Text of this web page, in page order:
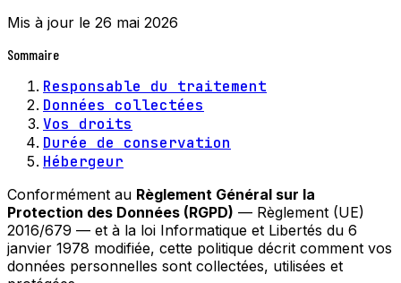
Mis à jour le 26 mai 2026
Sommaire
Responsable du traitement
Données collectées
Vos droits
Durée de conservation
Hébergeur
Conformément au Règlement Général sur la
Protection des Données (RGPD) — Règlement (UE)
2016/679 — et à la loi Informatique et Libertés du 6
janvier 1978 modifiée, cette politique décrit comment vos
données personnelles sont collectées, utilisées et